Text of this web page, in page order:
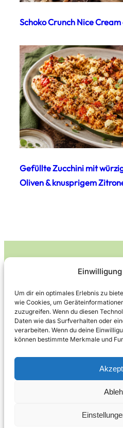
Um dir ein optimales Erlebnis zu
wie Cookies, um
zuzugreifen. Wenn du diesen
Daten wie das Surfverhalten oder
verarbeiten. Wenn du deine
können bestimmte Merkmale und
Schoko Crunch Nice
Gefüllte Zucchini mit
Oliven & knusprigem
Lecker essen –
Copyright © 2026